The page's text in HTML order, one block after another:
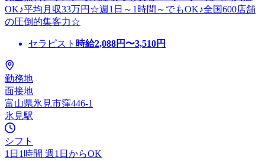
OK♪平均月収33万円☆週1日～1時間～でもOK♪全国600店舗
の圧倒的集客力☆
セラピスト 時給2,088円〜3,510円
勤務地
面接地
富山県氷見市窪446-1
氷見駅
シフト
1日1時間 週1日からOK